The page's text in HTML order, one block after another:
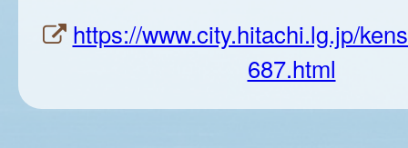
https://www.city.hitachi.lg.jp/
687.html